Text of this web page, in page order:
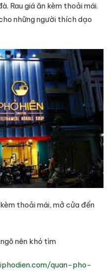
Rau giá ăn kèm thoải mái.
những người thích dạo
thoải mái, mở cửa đến
nên khó tìm
quan-pho-